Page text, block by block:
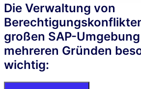
Die Verwaltung von
großen SAP-
mehreren Gründen
wichtig: